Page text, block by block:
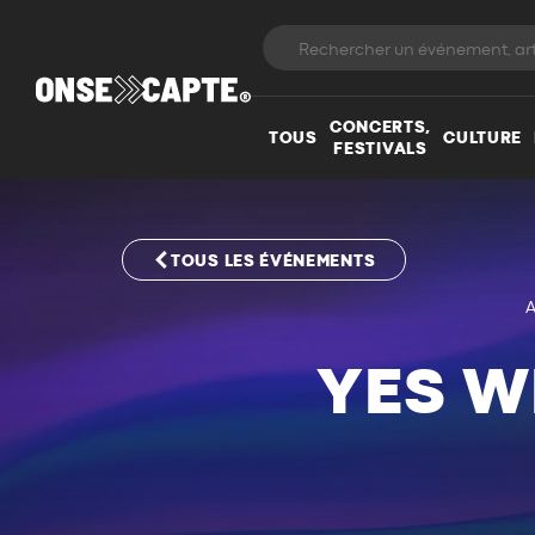
TOUS
CONCERTS,
FESTIVALS
CULTURE
TOUS LES ÉVÉNEMENTS
YES